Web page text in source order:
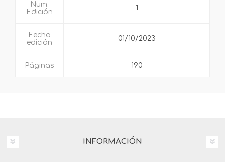
Num.
Edición
1
Fecha
edición
01/10/2023
Páginas 190
INFORMACIÓN